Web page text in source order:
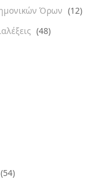
Όρων (12)
(48)
(54)